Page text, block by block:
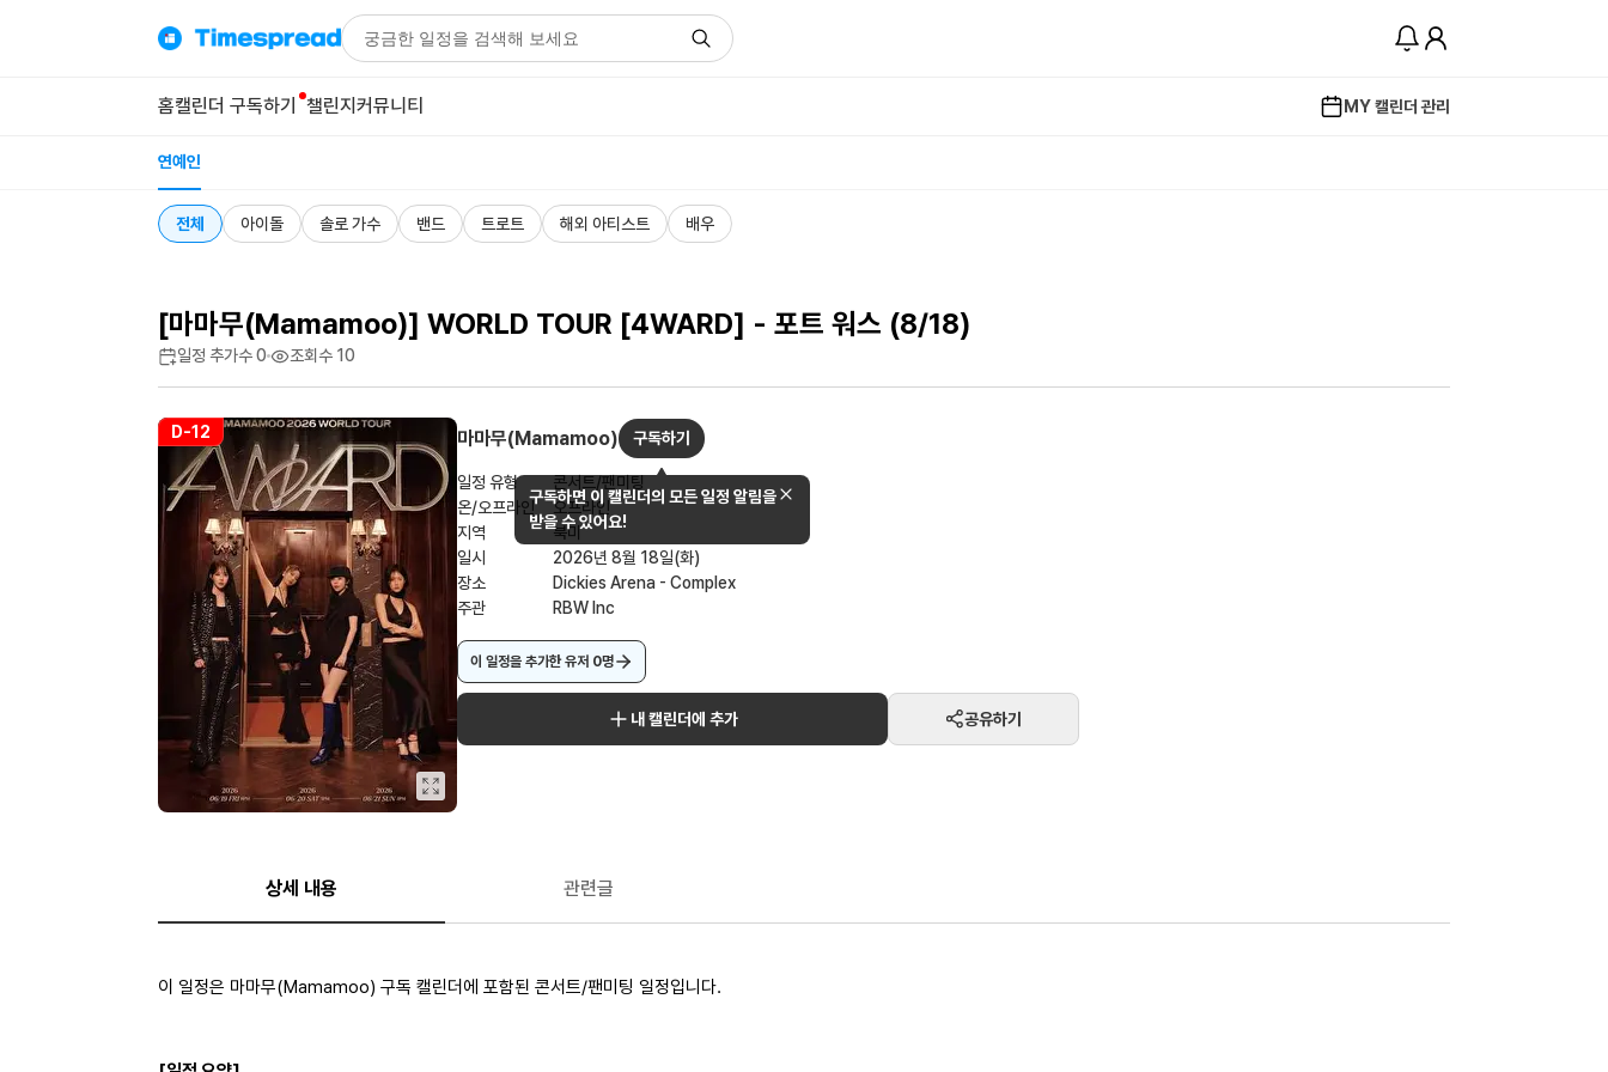
홈캘린더 구독하기 챌린지 커뮤니티 MY 캘린더 관리
연예인
전체 아이돌 솔로 가수 밴드 트로트 해외 아티스트 배우
[마마무(Mamamoo)] WORLD TOUR [4WARD] - 포트 워스 (8/18)
일정 추가수0 조회수 10
D-12 마마무(Mamamoo) 구독하기
일정 유형
콘서트/팬미팅
온/오프라인
오프라인
지역
북미
일시
2026년 8월 18일(화)
장소
Dickies Arena - Complex
주관
RBW Inc
이 일정을 추가한 유저 0명
내 캘린더에 추가 공유하기
상세 내용 관련글
이 일정은 마마무(Mamamoo) 구독 캘린더에 포함된 콘서트/팬미팅 일정입니다.
구독하면 이 캘린더의 모든 일정 알림을
받을 수 있어요!